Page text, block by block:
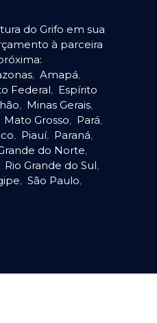
do Grifo em sua
à parceira
, Amapá,
Federal, Espírito
, Minas Gerais,
Mato Grosso, Pará,
, Piauí, Paraná,
do Norte,
Rio Grande do Sul,
, São Paulo,